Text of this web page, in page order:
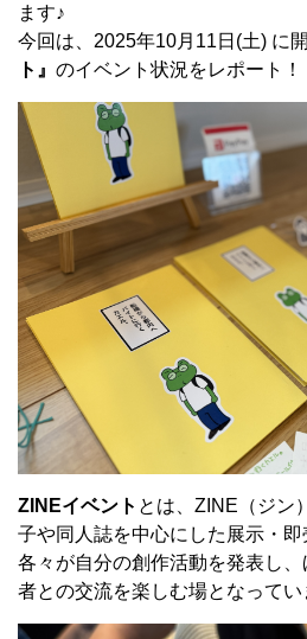
ます♪
今回は、2025年10月11日(土) に
ト』 のイベント状況をレポート！
ZINEイベント とは、ZINE（ジン
子や同人誌を中心にした展示・即
各々が自分の創作活動を発表し
者との交流を楽しむ場となってい